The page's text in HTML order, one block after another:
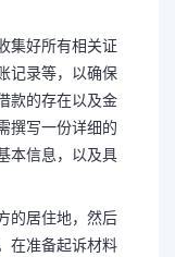
集好所有相关证
记录等，以确保
款的存在以及金
撰写一份详细的
本信息，以及具
的居住地，然后
在准备起诉材料